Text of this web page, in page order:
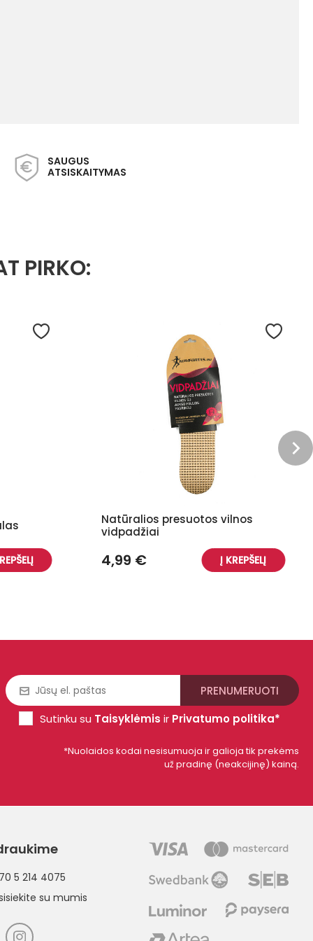
SAUGUS
ATSISKAITYMAS
PIRKO:
Natūralios presuotos vilnos
vidpadžiai
4,99 € Į KREPŠELĮ
Sutinku su Taisyklėmis ir Privatumo politika*
*Nuolaidos kodai nesisumuoja ir galioja tik prekėms
už pradinę (neakcijinę) kainą.
5 214 4075
su mumis